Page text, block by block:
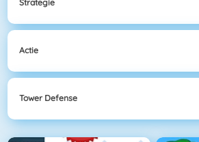
Strategie
Actie
Tower Defense